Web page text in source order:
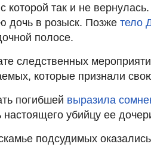
которой так и не
дочь в розыск. Позже тело
полосе.
следственных
которые признали
погибшей выразила
настоящего убийцу ее
подсудимых